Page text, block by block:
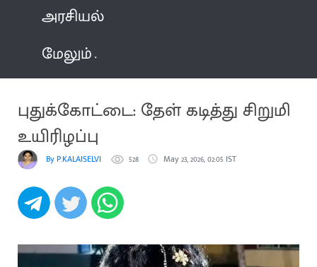
அரசியல்
மேலும்
புதுக்கோட்டை: தேள் கடித்து சிறுமி
உயிரிழப்பு
By P.KALAISELVI 528 May 23, 2026, 02:05 IST